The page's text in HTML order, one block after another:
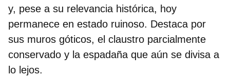
y, pese a su relevancia histórica, hoy
permanece en estado ruinoso. Destaca por
sus muros góticos, el claustro parcialmente
conservado y la espadaña que aún se divisa a
lo lejos.